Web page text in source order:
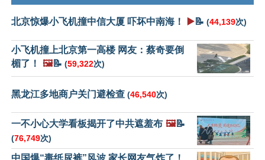
北京惊爆小飞机撞中信大厦 吓坏中南海！ ▶️📝 (44,139次)
小飞机撞上北京第一高楼 网友：蔡奇要倒
楣了！
🖼️📝 (59,322次)
黑龙江多地商户关门避检查 (46,540次)
一不小心大学看板揭开了中共遮羞布 🖼️📝
(76,749次)
中国爆“毒纸尿裤”风波 家长网友气炸了！